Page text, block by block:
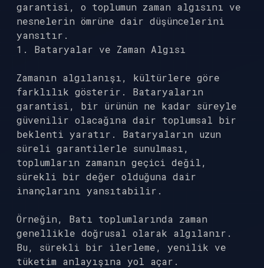
garantisi, o toplumun zaman algısını ve
nesnelerin ömrüne dair düşüncelerini
yansıtır.
1. Bataryalar ve Zaman Algısı
Zamanın algılanışı, kültürlere göre
farklılık gösterir. Bataryaların
garantisi, bir ürünün ne kadar süreyle
güvenilir olacağına dair toplumsal bir
beklenti yaratır. Bataryaların uzun
süreli garantilerle sunulması,
toplumların zamanın geçici değil,
sürekli bir değer olduğuna dair
inançlarını yansıtabilir.
Örneğin, Batı toplumlarında zaman
genellikle doğrusal olarak algılanır.
Bu, sürekli bir ilerleme, yenilik ve
tüketim anlayışına yol açar.